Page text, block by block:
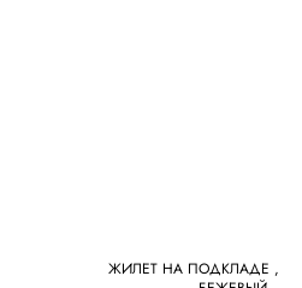
ЖИЛЕТ НА ПОДКЛАДЕ ,